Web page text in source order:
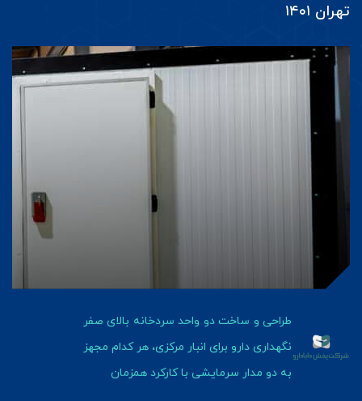
تهران ۱۴۰۱
طراحی و ساخت دو واحد سردخانه بالای صفر
نگهداری دارو برای انبار مرکزی، هر کدام مجهز
به دو مدار سرمایشی با کارکرد همزمان